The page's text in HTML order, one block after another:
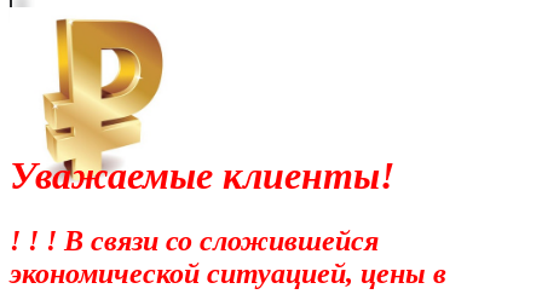
Уважаемые клиенты!
! ! ! В связи со сложившейся
экономической ситуацией, цены в